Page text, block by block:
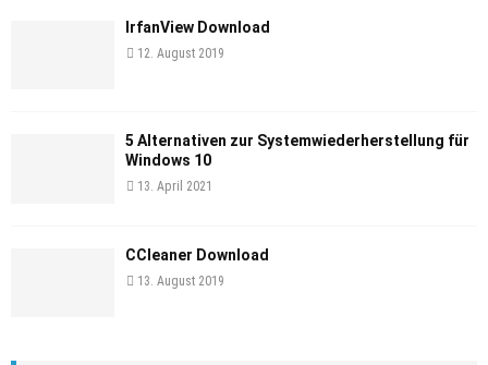
IrfanView Download
12. August 2019
5 Alternativen zur Systemwiederherstellung für
Windows 10
13. April 2021
CCleaner Download
13. August 2019